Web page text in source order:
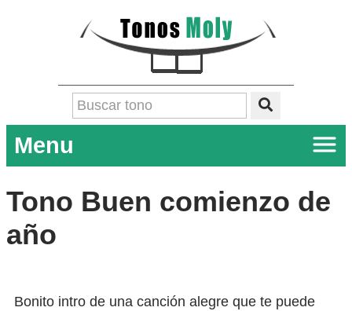
Menu
Tono Buen comienzo de
año
Bonito intro de una canción alegre que te puede